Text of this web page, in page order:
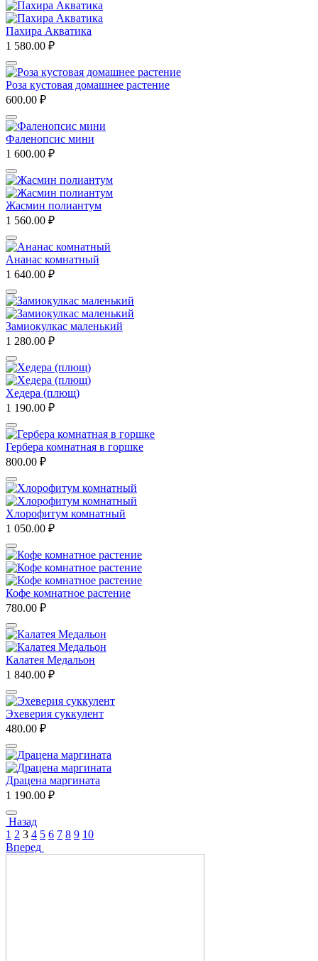
Пахира Акватика
1 580.00 ₽
Роза кустовая домашнее растение
600.00 ₽
Фаленопсис мини
1 600.00 ₽
Жасмин полиантум
1 560.00 ₽
Ананас комнатный
1 640.00 ₽
Замиокулкас маленький
1 280.00 ₽
Хедера (плющ)
1 190.00 ₽
Гербера комнатная в горшке
800.00 ₽
Хлорофитум комнатный
1 050.00 ₽
Кофе комнатное растение
780.00 ₽
Калатея Медальон
1 840.00 ₽
Эхеверия суккулент
480.00 ₽
Драцена маргината
1 190.00 ₽
Назад
1 2 3 4 5 6 7 8 9 10
Вперед